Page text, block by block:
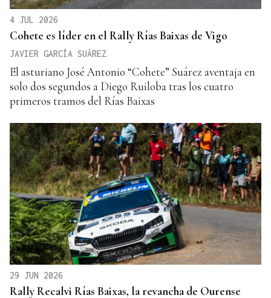
4 JUL 2026
Cohete es líder en el Rally Rías Baixas de Vigo
JAVIER GARCÍA SUÁREZ
El asturiano José Antonio “Cohete” Suárez aventaja en
solo dos segundos a Diego Ruiloba tras los cuatro
primeros tramos del Rías Baixas
29 JUN 2026
Rally Recalvi Rías Baixas, la revancha de Ourense